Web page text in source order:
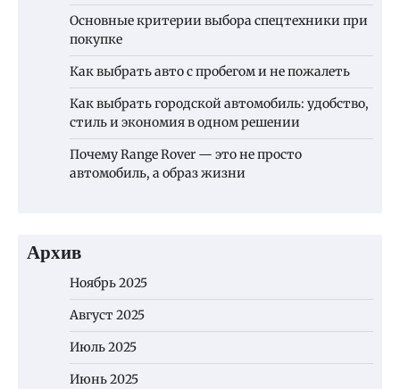
Основные критерии выбора спецтехники при
покупке
Как выбрать авто с пробегом и не пожалеть
Как выбрать городской автомобиль: удобство,
стиль и экономия в одном решении
Почему Range Rover — это не просто
автомобиль, а образ жизни
Архив
Ноябрь 2025
Август 2025
Июль 2025
Июнь 2025